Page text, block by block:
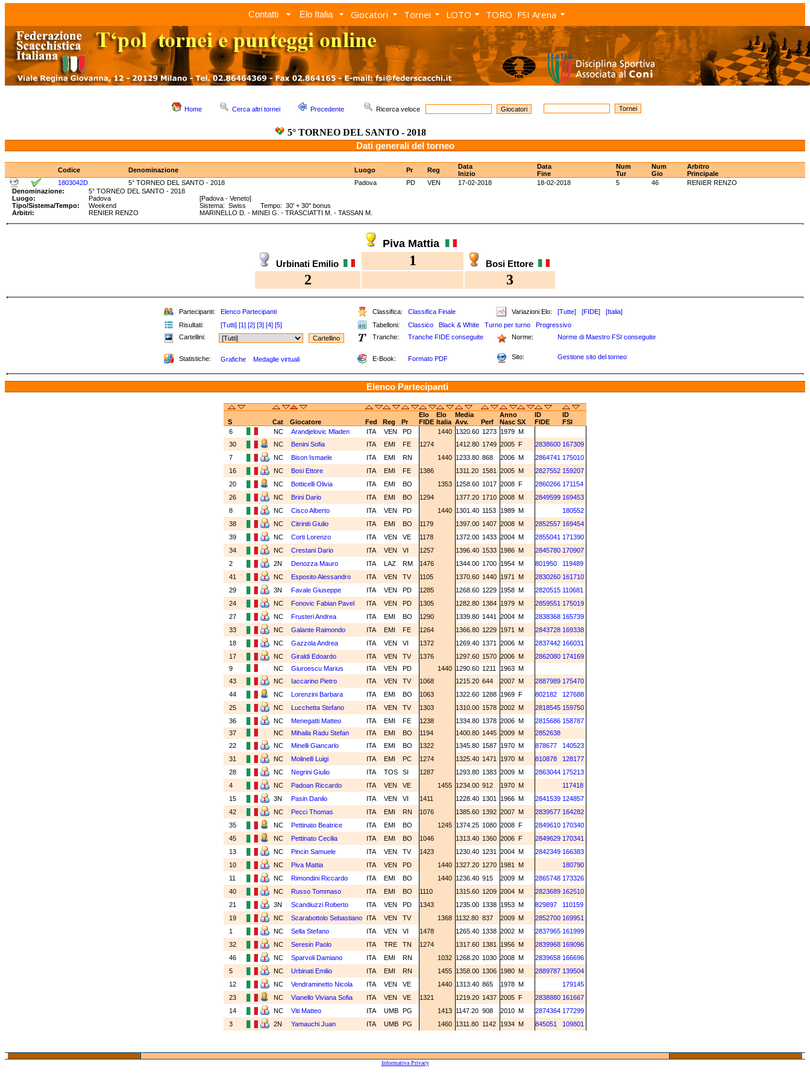
Contatti Elo Italia Giocatori Tornei LOTO TORO FSI Arena
Home Cerca altri tornei Precedente Ricerca veloce
5° TORNEO DEL SANTO - 2018
Dati generali del torneo
Codice Denominazione Luogo Pr Reg
Data
Inizio
Data
Fine
Num
Tur
Num
Gio
Arbitro
Principale
1803042D
5° TORNEO DEL SANTO - 2018 Padova PD VEN 17-02-2018 18-02-2018 5 46
RENIER RENZO
Denominazione:
5° TORNEO DEL SANTO - 2018
Luogo:
Padova
[Padova - Veneto]
Tipo/Sistema/Tempo:
Weekend
Sistema: Swiss Tempo: 30' + 30'' bonus
Arbitri:
RENIER RENZO MARINELLO D. - MINEI G. - TRASCIATTI M. - TASSAN M.
Piva Mattia
Urbinati Emilio 1 Bosi Ettore
2 3
Partecipanti: Elenco Partecipanti Classifica: Classifica Finale Variazioni Elo: [Tutte] [FIDE]
[Italia]
Risultati:
[Tutti] [1] [2] [3] [4] [5] Tabelloni: Classico Black & White Turno per turno
Progressivo
Cartellini:
Tranche: Tranche FIDE conseguite Norme: Norme di Maestro FSI conseguite
Statistiche: Grafiche Medaglie virtuali E-Book: Formato PDF Sito: Gestione sito del torneo
Elenco Partecipanti
Elo Elo Media Anno ID
ID
S
Cat Giocatore Fed Reg Pr FIDE Italia Avv. Perf Nasc SX FIDE
FSI
6
NC Arandjelovic Mladen ITA VEN PD 1440 1320.60 1273 1979 M
30
NC Benini Sofia ITA EMI FE 1274 1412.80 1749 2005 F 2838600 167309
7
NC Bison Ismaele ITA EMI RN 1440 1233.80 868 2006 M 2864741 175010
16
NC Bosi Ettore ITA EMI FE 1386 1311.20 1581 2005 M 2827552 159207
20
NC Botticelli Olivia ITA EMI BO 1353 1258.60 1017 2008 F 2860266 171154
26
NC Brini Dario ITA EMI BO 1294 1377.20 1710 2008 M 2849599 169453
8
NC Cisco Alberto ITA VEN PD 1440 1301.40 1153 1989 M
180552
38
NC Citriniti Giulio ITA EMI BO 1179 1397.00 1407 2008 M 2852557 169454
39
NC Corti Lorenzo ITA VEN VE 1178 1372.00 1433 2004 M 2855041 171390
34
NC Crestani Dario ITA VEN VI 1257 1396.40 1533 1986 M 2845780 170907
2
2N Denozza Mauro ITA LAZ RM 1476 1344.00 1700 1954 M 801950
119489
41
NC Esposito Alessandro ITA VEN TV 1105 1370.60 1440 1971 M 2830260 161710
29
3N Favale Giuseppe ITA VEN PD 1285 1268.60 1229 1958 M 2820515 110681
24
NC Fonovic Fabian Pavel ITA VEN PD 1305 1282.80 1384 1979 M 2859551 175019
27
NC Frusteri Andrea ITA EMI BO 1290 1339.80 1441 2004 M 2838368 165739
33
NC Galante Raimondo ITA EMI FE 1264 1366.80 1229 1971 M 2843728 169338
18
NC Gazzola Andrea ITA VEN VI 1372 1269.40 1371 2006 M 2837442 166031
17
NC Giraldi Edoardo ITA VEN TV 1376 1297.60 1570 2006 M 2862080 174169
9
NC Giuroescu Marius ITA VEN PD 1440 1290.60 1211 1963 M
43
NC Iaccarino Pietro ITA VEN TV 1068 1215.20 644 2007 M 2887989 175470
44
NC Lorenzini Barbara ITA EMI BO 1063 1322.60 1288 1969 F 802182
127688
25
NC Lucchetta Stefano ITA VEN TV 1303 1310.00 1578 2002 M 2818545 159750
36
NC Menegatti Matteo ITA EMI FE 1238 1334.80 1378 2006 M 2815686 158787
37
NC Mihaila Radu Stefan ITA EMI BO 1194 1400.80 1445 2009 M
2852638
22
NC Minelli Giancarlo ITA EMI BO 1322 1345.80 1587 1970 M 878677
140523
31
NC Molinelli Luigi ITA EMI PC 1274 1325.40 1471 1970 M 810878
128177
28
NC Negrini Giulio ITA TOS SI 1287 1293.80 1383 2009 M 2863044 175213
4
NC Padoan Riccardo ITA VEN VE 1455 1234.00 912 1970 M
117418
15
3N Pasin Danilo ITA VEN VI 1411 1228.40 1301 1966 M 2841539 124857
42
NC Pecci Thomas ITA EMI RN 1076 1385.60 1392 2007 M 2839577 164282
35
NC Pettinato Beatrice ITA EMI BO 1245 1374.25 1080 2008 F 2849610 170340
45
NC Pettinato Cecilia ITA EMI BO 1046 1313.40 1360 2006 F 2849629 170341
13
NC Pincin Samuele ITA VEN TV 1423 1230.40 1231 2004 M 2842349 166383
10
NC Piva Mattia ITA VEN PD 1440 1327.20 1270 1981 M
180790
11
NC Rimondini Riccardo ITA EMI BO 1440 1236.40 915 2009 M 2865748 173326
40
NC Russo Tommaso ITA EMI BO 1110 1315.60 1209 2004 M 2823689 162510
21
3N Scandiuzzi Roberto ITA VEN PD 1343 1235.00 1338 1953 M 829897
110159
19
NC Scarabottolo Sebastiano ITA VEN TV 1368 1132.80 837 2009 M 2852700 169951
1
NC Sella Stefano ITA VEN VI 1478 1265.40 1338 2002 M 2837965 161999
32
NC Seresin Paolo ITA TRE TN 1274 1317.60 1381 1956 M 2839968 169096
46
NC Sparvoli Damiano ITA EMI RN 1032 1268.20 1030 2008 M 2839658 166696
5
NC Urbinati Emilio ITA EMI RN 1455 1358.00 1306 1980 M 2889787 139504
12
NC Vendraminetto Nicola ITA VEN VE 1440 1313.40 865 1978 M
179145
23
NC Vianello Viviana Sofia ITA VEN VE 1321 1219.20 1437 2005 F 2838880 161667
14
NC Viti Matteo ITA UMB PG 1413 1147.20 908 2010 M 2874364 177299
3
2N Yamauchi Juan ITA UMB PG 1460 1311.80 1142 1934 M 845051 109801
Informativa Privacy